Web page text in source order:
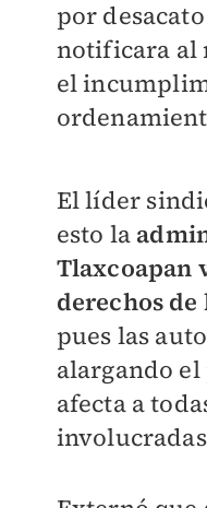
por
notificara al
el
El líder
esto la
Tlaxcoapan
derechos
pues las
alargando el
afecta a